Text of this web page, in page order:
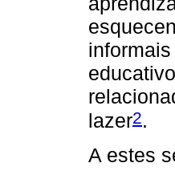
lazer2.
A estes